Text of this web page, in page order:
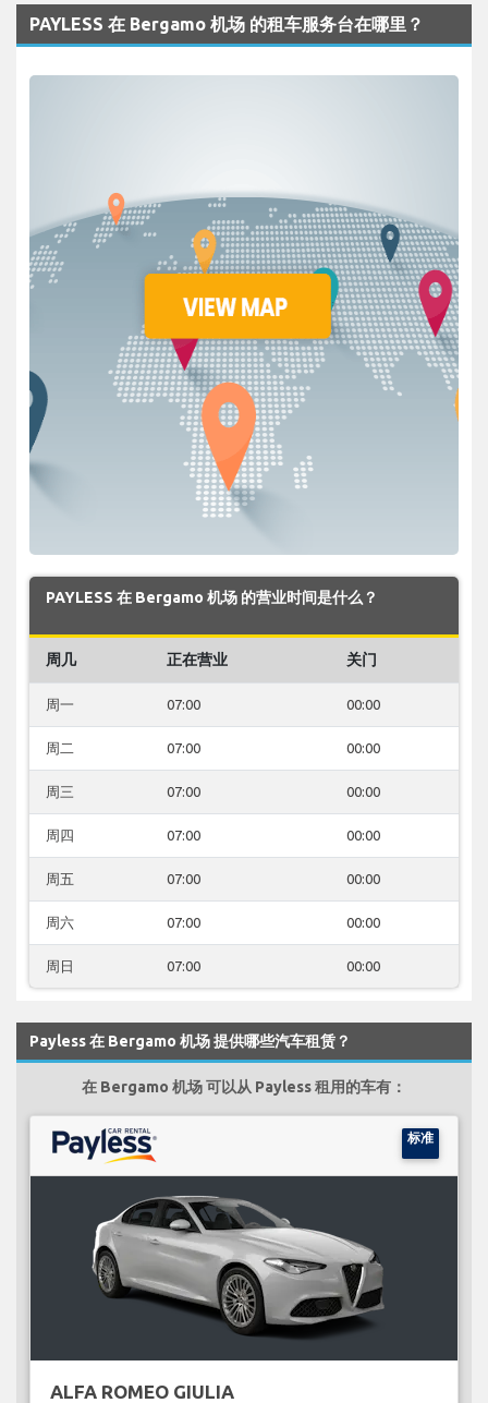
PAYLESS 在 Bergamo 机场 的租车服务台在哪里？
PAYLESS 在 Bergamo 机场 的营业时间是什么？
周几 正在营业 关门
周一 07:00 00:00
周二 07:00 00:00
周三 07:00 00:00
周四 07:00 00:00
周五 07:00 00:00
周六 07:00 00:00
周日 07:00 00:00
Payless 在 Bergamo 机场 提供哪些汽车租赁？
在 Bergamo 机场 可以从 Payless 租用的车有：
标准
ALFA ROMEO GIULIA